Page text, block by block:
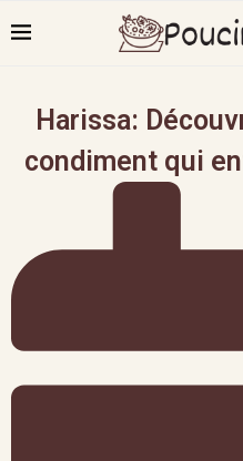
Harissa:
condiment qui